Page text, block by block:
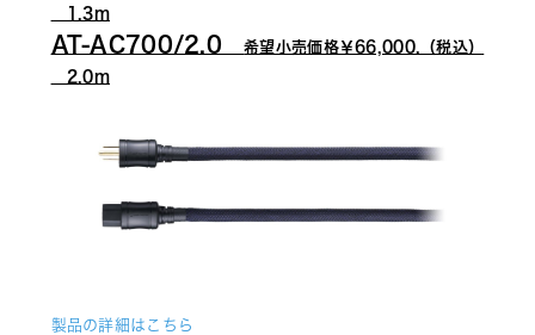
1.3m
AT-AC700/2.0 希望小売価格￥66,000.（税込）
2.0m
製品の詳細はこちら